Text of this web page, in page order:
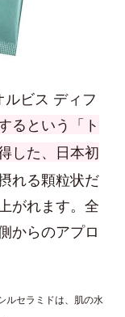
ルビス ディフ
るという「ト
した、日本初
れる顆粒状だ
がれます。全
からのアプロ
ルセラミドは、肌の水